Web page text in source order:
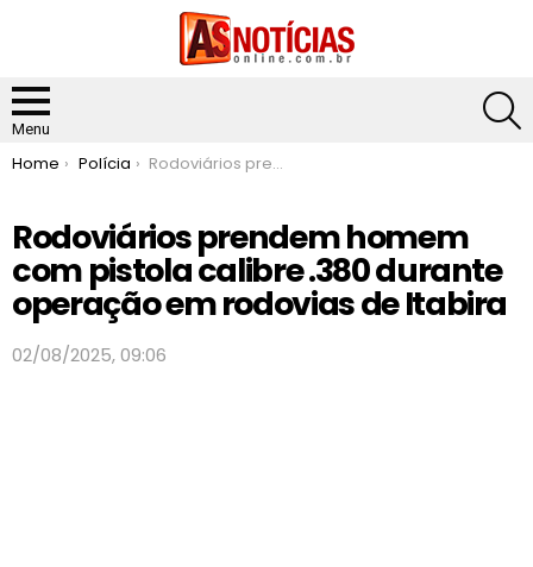
Menu
You are here:
Home Polícia Rodoviários prendem homem com pistola calibre .380 durante operação em rodovias de Itabira
Rodoviários prendem homem
com pistola calibre .380 durante
operação em rodovias de Itabira
02/08/2025, 09:06